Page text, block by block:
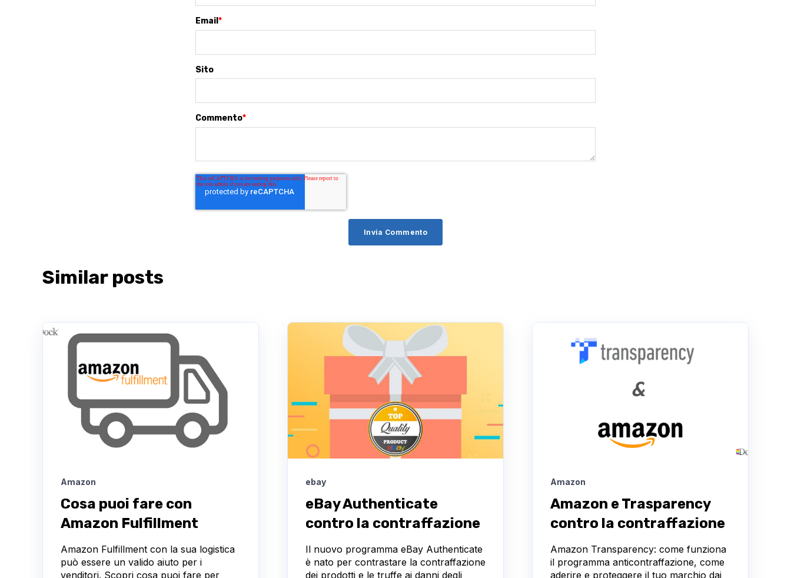
Email *
Sito
Commento*
Similar posts
Amazon
Cosa puoi fare con
Amazon Fulfillment
Amazon Fulfillment con la sua logistica
può essere un valido aiuto per i
venditori. Scopri cosa puoi fare per
ebay
eBay Authenticate
contro la contraffazione
Il nuovo programma eBay Authenticate
è nato per contrastare la contraffazione
dei prodotti e le truffe ai danni degli
Amazon
Amazon e Trasparency
contro la contraffazione
Amazon Transparency: come funziona
il programma anticontraffazione, come
aderire e proteggere il tuo marchio dai